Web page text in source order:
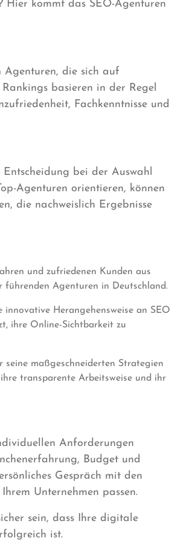
Hier kommt das SEO-Agenturen
Agenturen, die sich auf
basieren in der Regel
Fachkenntnisse und
bei der Auswahl
Agenturen orientieren, können
die nachweislich Ergebnisse
und zufriedenen Kunden aus
führenden Agenturen in Deutschland.
Herangehensweise an SEO
ihre Online-Sichtbarkeit zu
maßgeschneiderten Strategien
transparente Arbeitsweise und ihr
Anforderungen
Budget und
Gespräch mit den
Unternehmen passen.
sein, dass Ihre digitale
ist.